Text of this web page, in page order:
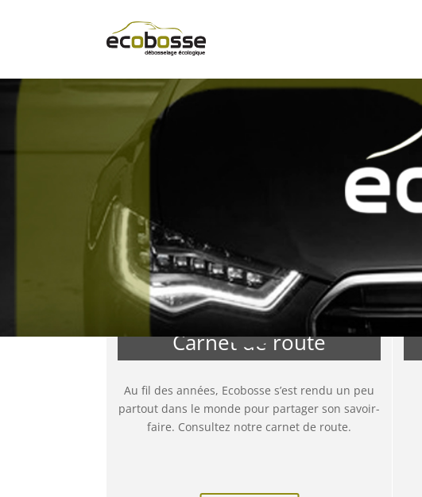
b
Carnet de route
Au fil des années, Ecobosse s’est rendu un peu
partout dans le monde pour partager son savoir-
faire. Consultez notre carnet de route.